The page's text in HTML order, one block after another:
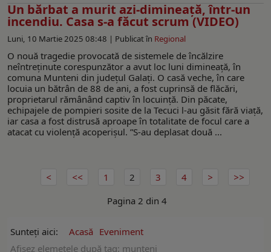
Un bărbat a murit azi-dimineață, într-un
incendiu. Casa s-a făcut scrum (VIDEO)
Luni, 10 Martie 2025 08:48 | Publicat în Regional
O nouă tragedie provocată de sistemele de încălzire
neîntreținute corespunzător a avut loc luni dimineață, în
comuna Munteni din județul Galați. O casă veche, în care
locuia un bătrân de 88 de ani, a fost cuprinsă de flăcări,
proprietarul rămânând captiv în locuință. Din păcate,
echipajele de pompieri sosite de la Tecuci l-au găsit fără viață,
iar casa a fost distrusă aproape în totalitate de focul care a
atacat cu violență acoperișul. ”S-au deplasat două ...
1 2 3
4
Pagina 2 din 4
Sunteți aici: Acasă Eveniment
Afişez elemetele după tag: munteni